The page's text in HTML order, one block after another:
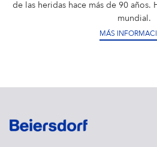
de las heridas hace más de 90 años.
mundial.
MÁS